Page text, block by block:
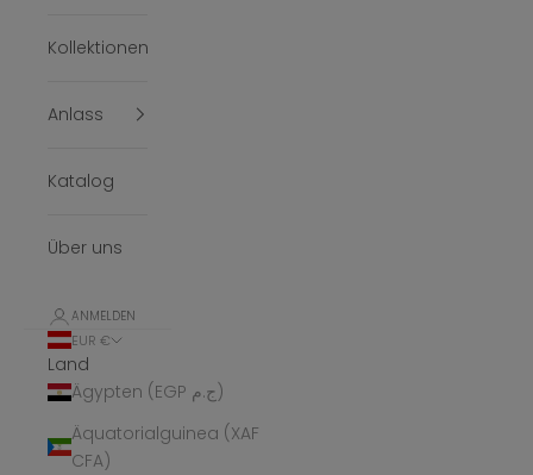
Kollektionen
Anlass
Katalog
Über uns
ANMELDEN
EUR €
Land
Ägypten (EGP ج.م)
Äquatorialguinea (XAF
CFA)